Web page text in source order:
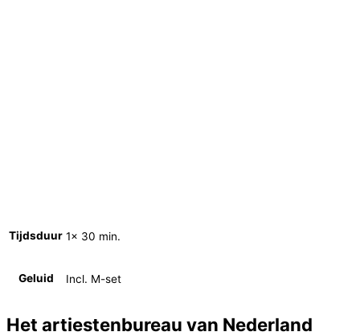
Tijdsduur 1x 30 min.
Geluid Incl. M-set
Het artiestenbureau van Nederland